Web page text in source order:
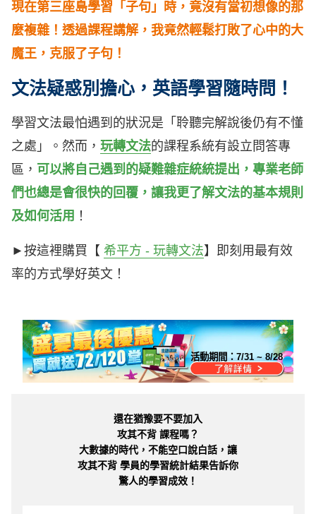
現在第三座島學習「子句」時，竟沒有當初想像的那
麼複雜！ 透過課程講解，我竟然輕鬆打敗了心中的大
魔王，克服了子句！
文法疑惑別擔心，英語學習隨時問！
學習文法最怕遇到的狀況是「聆聽完解說後仍有不懂
之處」。然而， 玩轉文法的課程系統有設立問答專
區， 可以將自己遇到的疑難雜症統統提出，專業老師
們也總是會很快的回覆，讓我更了解文法的基本規則
及如何活用 ！
►按這裡購買【 希平方 - 玩轉文法】即刻用最有效
率的方式學好英文！
活動期間：7/31 ~ 8/28
還在猶豫要不要加入
攻其不背 課程嗎？
大數據的時代，不能空口說白話，讓
攻其不背 學員的學習統計結果告訴你
驚人的學習成效！